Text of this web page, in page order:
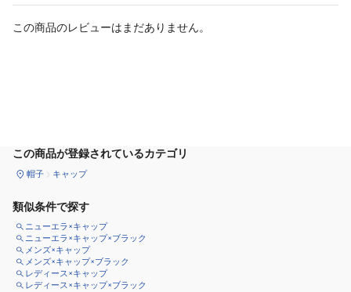
この商品のレビューはまだありません。
この商品が登録されているカテゴリ
帽子 キャップ
類似条件で探す
ニューエラ×キャップ
ニューエラ×キャップ×ブラック
メンズ×キャップ
メンズ×キャップ×ブラック
レディース×キャップ
レディース×キャップ×ブラック